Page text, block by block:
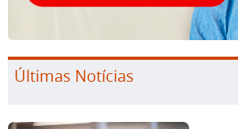
Últimas Notícias